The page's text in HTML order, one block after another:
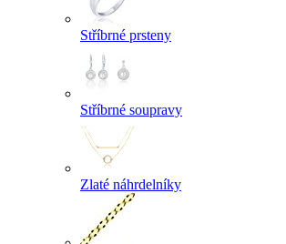
Stříbrné prsteny
Stříbrné soupravy
Zlaté náhrdelníky